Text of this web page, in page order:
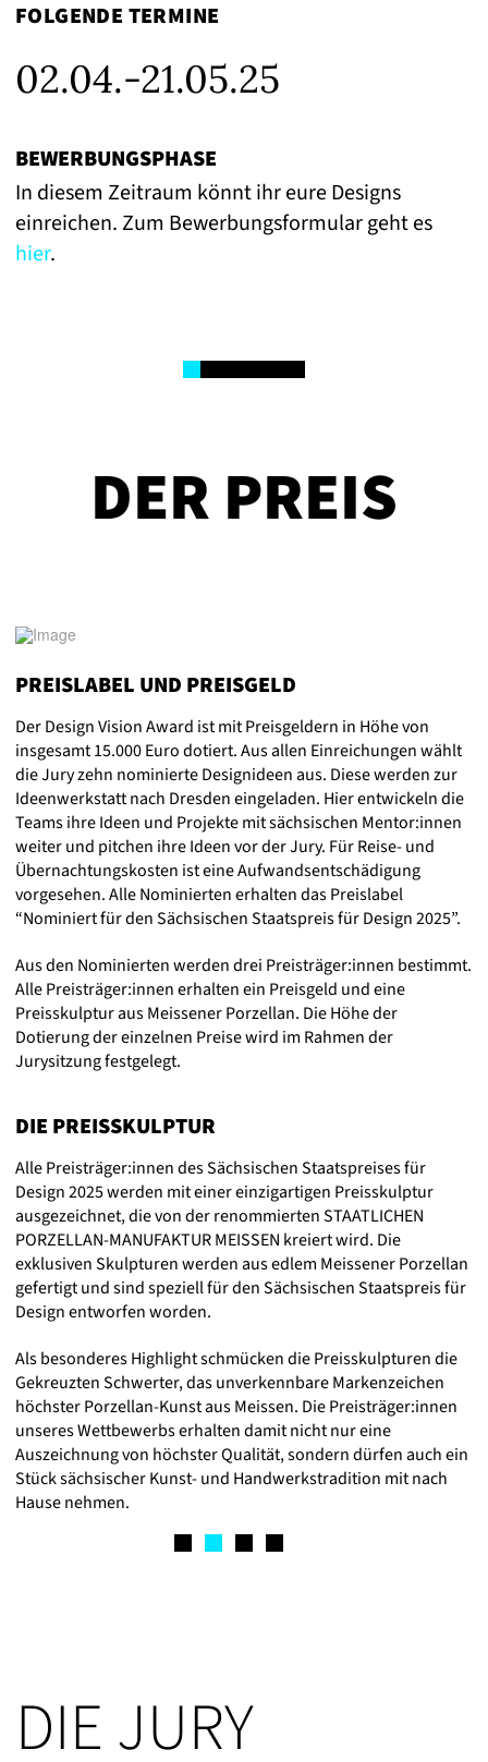
FOLGENDE TERMINE
02.04.-21.05.25
BEWERBUNGSPHASE
In diesem Zeitraum könnt ihr eure Designs
einreichen. Zum Bewerbungsformular geht es
hier.
0 1 2 3 4 5 6
DER PREIS
PREISLABEL UND PREISGELD
Der Design Vision Award ist mit Preisgeldern in Höhe von
insgesamt 15.000 Euro dotiert. Aus allen Einreichungen wählt
die Jury zehn nominierte Designideen aus. Diese werden zur
Ideenwerkstatt nach Dresden eingeladen. Hier entwickeln die
Teams ihre Ideen und Projekte mit sächsischen Mentor:innen
weiter und pitchen ihre Ideen vor der Jury. Für Reise- und
Übernachtungskosten ist eine Aufwandsentschädigung
vorgesehen. Alle Nominierten erhalten das Preislabel
“Nominiert für den Sächsischen Staatspreis für Design 2025”.
Aus den Nominierten werden drei Preisträger:innen bestimmt.
Alle Preisträger:innen erhalten ein Preisgeld und eine
Preisskulptur aus Meissener Porzellan. Die Höhe der
Dotierung der einzelnen Preise wird im Rahmen der
Jurysitzung festgelegt.
DIE PREISSKULPTUR
Alle Preisträger:innen des Sächsischen Staatspreises für
Design 2025 werden mit einer einzigartigen Preisskulptur
ausgezeichnet, die von der renommierten STAATLICHEN
PORZELLAN-MANUFAKTUR MEISSEN kreiert wird. Die
exklusiven Skulpturen werden aus edlem Meissener Porzellan
gefertigt und sind speziell für den Sächsischen Staatspreis für
Design entworfen worden.
Als besonderes Highlight schmücken die Preisskulpturen die
Gekreuzten Schwerter, das unverkennbare Markenzeichen
höchster Porzellan-Kunst aus Meissen. Die Preisträger:innen
unseres Wettbewerbs erhalten damit nicht nur eine
Auszeichnung von höchster Qualität, sondern dürfen auch ein
Stück sächsischer Kunst- und Handwerkstradition mit nach
Hause nehmen.
DIE JURY